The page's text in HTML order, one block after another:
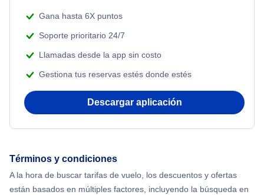
Gana hasta 6X puntos
Soporte prioritario 24/7
Llamadas desde la app sin costo
Gestiona tus reservas estés donde estés
Descargar aplicación
Términos y condiciones
A la hora de buscar tarifas de vuelo, los descuentos y ofertas
están basados en múltiples factores, incluyendo la búsqueda en